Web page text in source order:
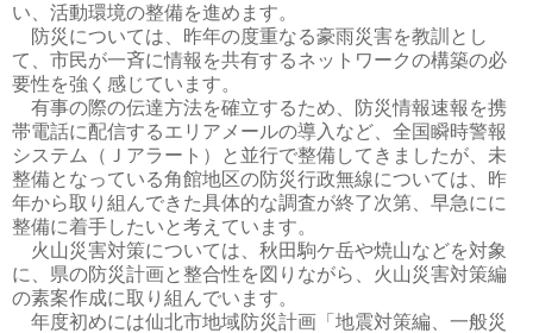
い、活動環境の整備を進めます。
防災については、昨年の度重なる豪雨災害を教訓とし
て、市民が一斉に情報を共有するネットワークの構築の必
要性を強く感じています。
有事の際の伝達方法を確立するため、防災情報速報を携
帯電話に配信するエリアメールの導入など、全国瞬時警報
システム（Ｊアラート）と並行で整備してきましたが、未
整備となっている角館地区の防災行政無線については、昨
年から取り組んできた具体的な調査が終了次第、早急にに
整備に着手したいと考えています。
火山災害対策については、秋田駒ケ岳や焼山などを対象
に、県の防災計画と整合性を図りながら、火山災害対策編
の素案作成に取り組んでいます。
年度初めには仙北市地域防災計画「地震対策編、一般災